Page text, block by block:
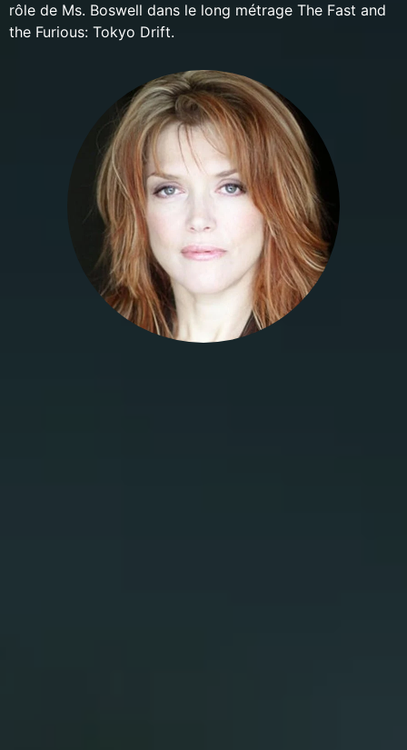
rôle de Ms. Boswell dans le long métrage The Fast and
the Furious: Tokyo Drift.